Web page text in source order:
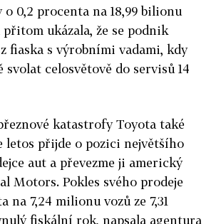
0,2 procenta na 18,99 bilionu
ukázala, že se podnik
fiaska s výrobními vadami, kdy
svolat celosvětově do servisů 14
katastrofy Toyota také
letos přijde o pozici největšího
aut a převezme ji americký
Motors. Pokles svého prodeje
na 7,24 milionu vozů ze 7,31
fiskální rok, napsala agentura